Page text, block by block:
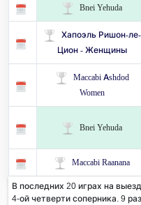
Bnei Yehuda
Хапоэль Ришон-ле-
Цион - Женщины
Maccabi Ashdod
Women
Bnei Yehuda
Maccabi Raanana
В последних 20 играх на
4-ой четверти соперника. 9